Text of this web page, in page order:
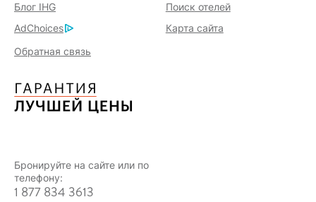
Блог IHG
Поиск отелей
AdChoices
Карта сайта
Обратная связь
Бронируйте на сайте или по
телефону:
1 877 834 3613